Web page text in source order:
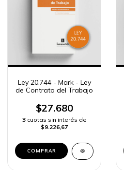
Ley 20.744 - Mark - Ley
de Contrato del Trabajo
$27.680
3 cuotas sin interés de
$9.226,67
COMPRAR